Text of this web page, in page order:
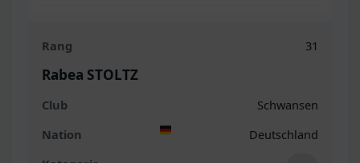
31
Rabea STOLTZ
Schwansen
Deutschland